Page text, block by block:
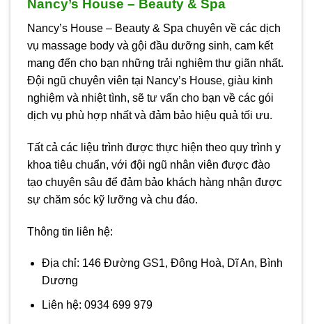
Nancy’s House – Beauty & Spa
Nancy’s House – Beauty & Spa chuyên về các dịch
vụ massage body và gội đầu dưỡng sinh, cam kết
mang đến cho bạn những trải nghiệm thư giãn nhất.
Đội ngũ chuyên viên tại Nancy’s House, giàu kinh
nghiệm và nhiệt tình, sẽ tư vấn cho bạn về các gói
dịch vụ phù hợp nhất và đảm bảo hiệu quả tối ưu.
Tất cả các liệu trình được thực hiện theo quy trình y
khoa tiêu chuẩn, với đội ngũ nhân viên được đào
tạo chuyên sâu để đảm bảo khách hàng nhận được
sự chăm sóc kỹ lưỡng và chu đáo.
Thông tin liên hệ:
Địa chỉ: 146 Đường GS1, Đông Hoà, Dĩ An, Bình
Dương
Liên hệ: 0934 699 979